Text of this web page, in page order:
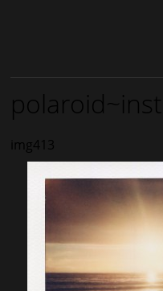
img413